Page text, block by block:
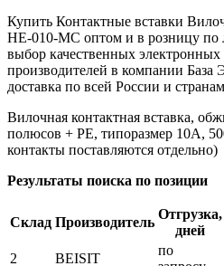
Купить Контактные вставки
HE-010-MC оптом и в розницу
выбор качественных
производителей в компании База
доставка по всей России и
Вилочная контактная вставка,
полюсов + PE, типоразмер 10A,
контакты поставляются отдельно)
Результаты поиска по позиции
Склад Производитель
Отгрузка,
дней
2 BEISIT
по